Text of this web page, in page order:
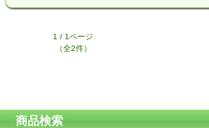
1 / 1ページ
（全2件）
商品検索